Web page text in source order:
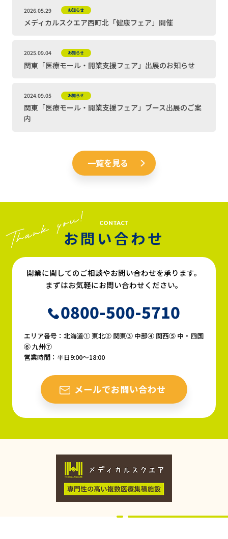
2026.05.29 お知らせ
メディカルスクエア西町北「健康フェア」開催
2025.09.04 お知らせ
関東「医療モール・開業支援フェア」出展のお知らせ
2024.09.05 お知らせ
関東「医療モール・開業支援フェア」ブース出展のご案
内
一覧を見る
CONTACT
お問い合わせ
開業に関してのご相談やお問い合わせを承ります。
まずはお気軽にお問い合わせください。
0800-500-5710
エリア番号：北海道① 東北② 関東③ 中部④ 関西⑤ 中・四国
⑥ 九州⑦
営業時間：平日9:00〜18:00
メールでお問い合わせ